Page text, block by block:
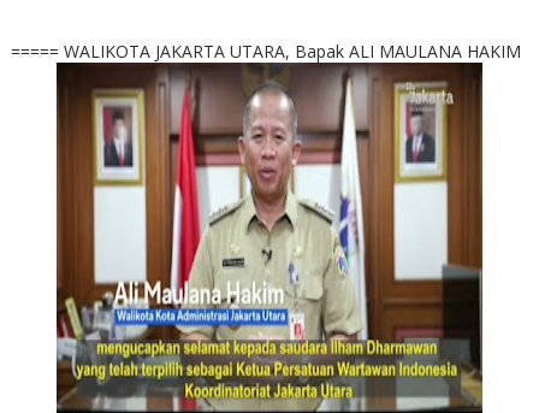
===== WALIKOTA JAKARTA UTARA, Bapak ALI MAULANA HAKIM